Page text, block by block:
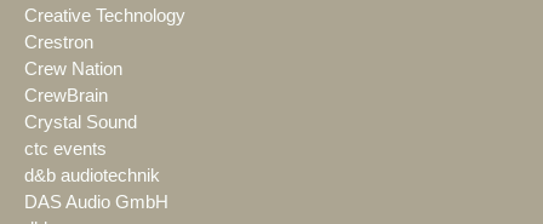
Creative Technology
Crestron
Crew Nation
CrewBrain
Crystal Sound
ctc events
d&b audiotechnik
DAS Audio GmbH